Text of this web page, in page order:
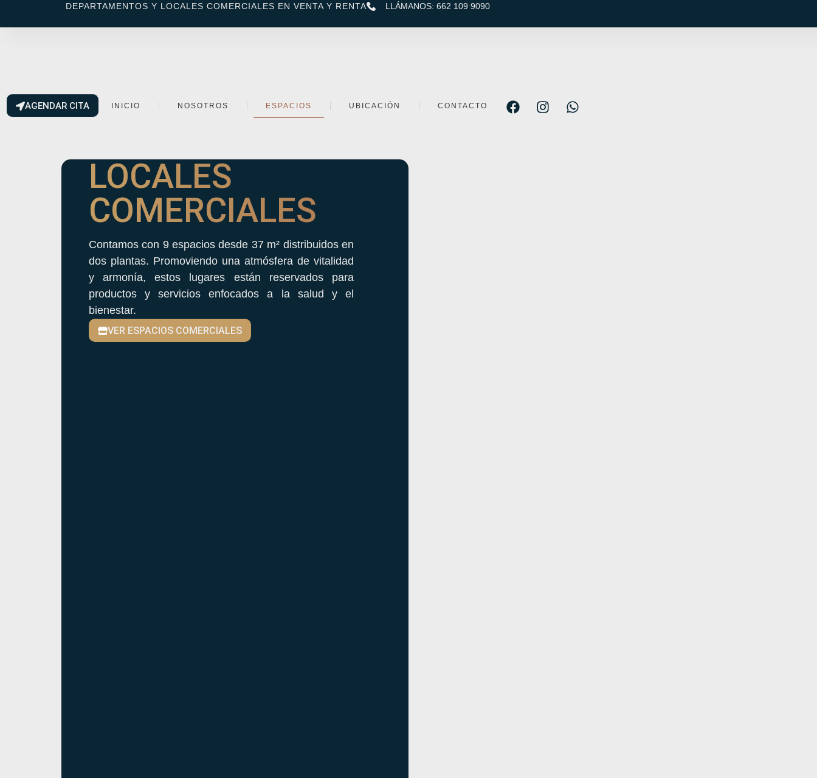
DEPARTAMENTOS Y LOCALES COMERCIALES EN VENTA Y RENTA LLÁMANOS: 662 109 9090
AGENDAR CITA INICIO NOSOTROS ESPACIOS UBICACIÓN CONTACTO
LOCALES
COMERCIALES
Contamos con 9 espacios desde 37 m² distribuidos en
dos plantas. Promoviendo una atmósfera de vitalidad
y armonía, estos lugares están reservados para
productos y servicios enfocados a la salud y el
bienestar.
VER ESPACIOS COMERCIALES